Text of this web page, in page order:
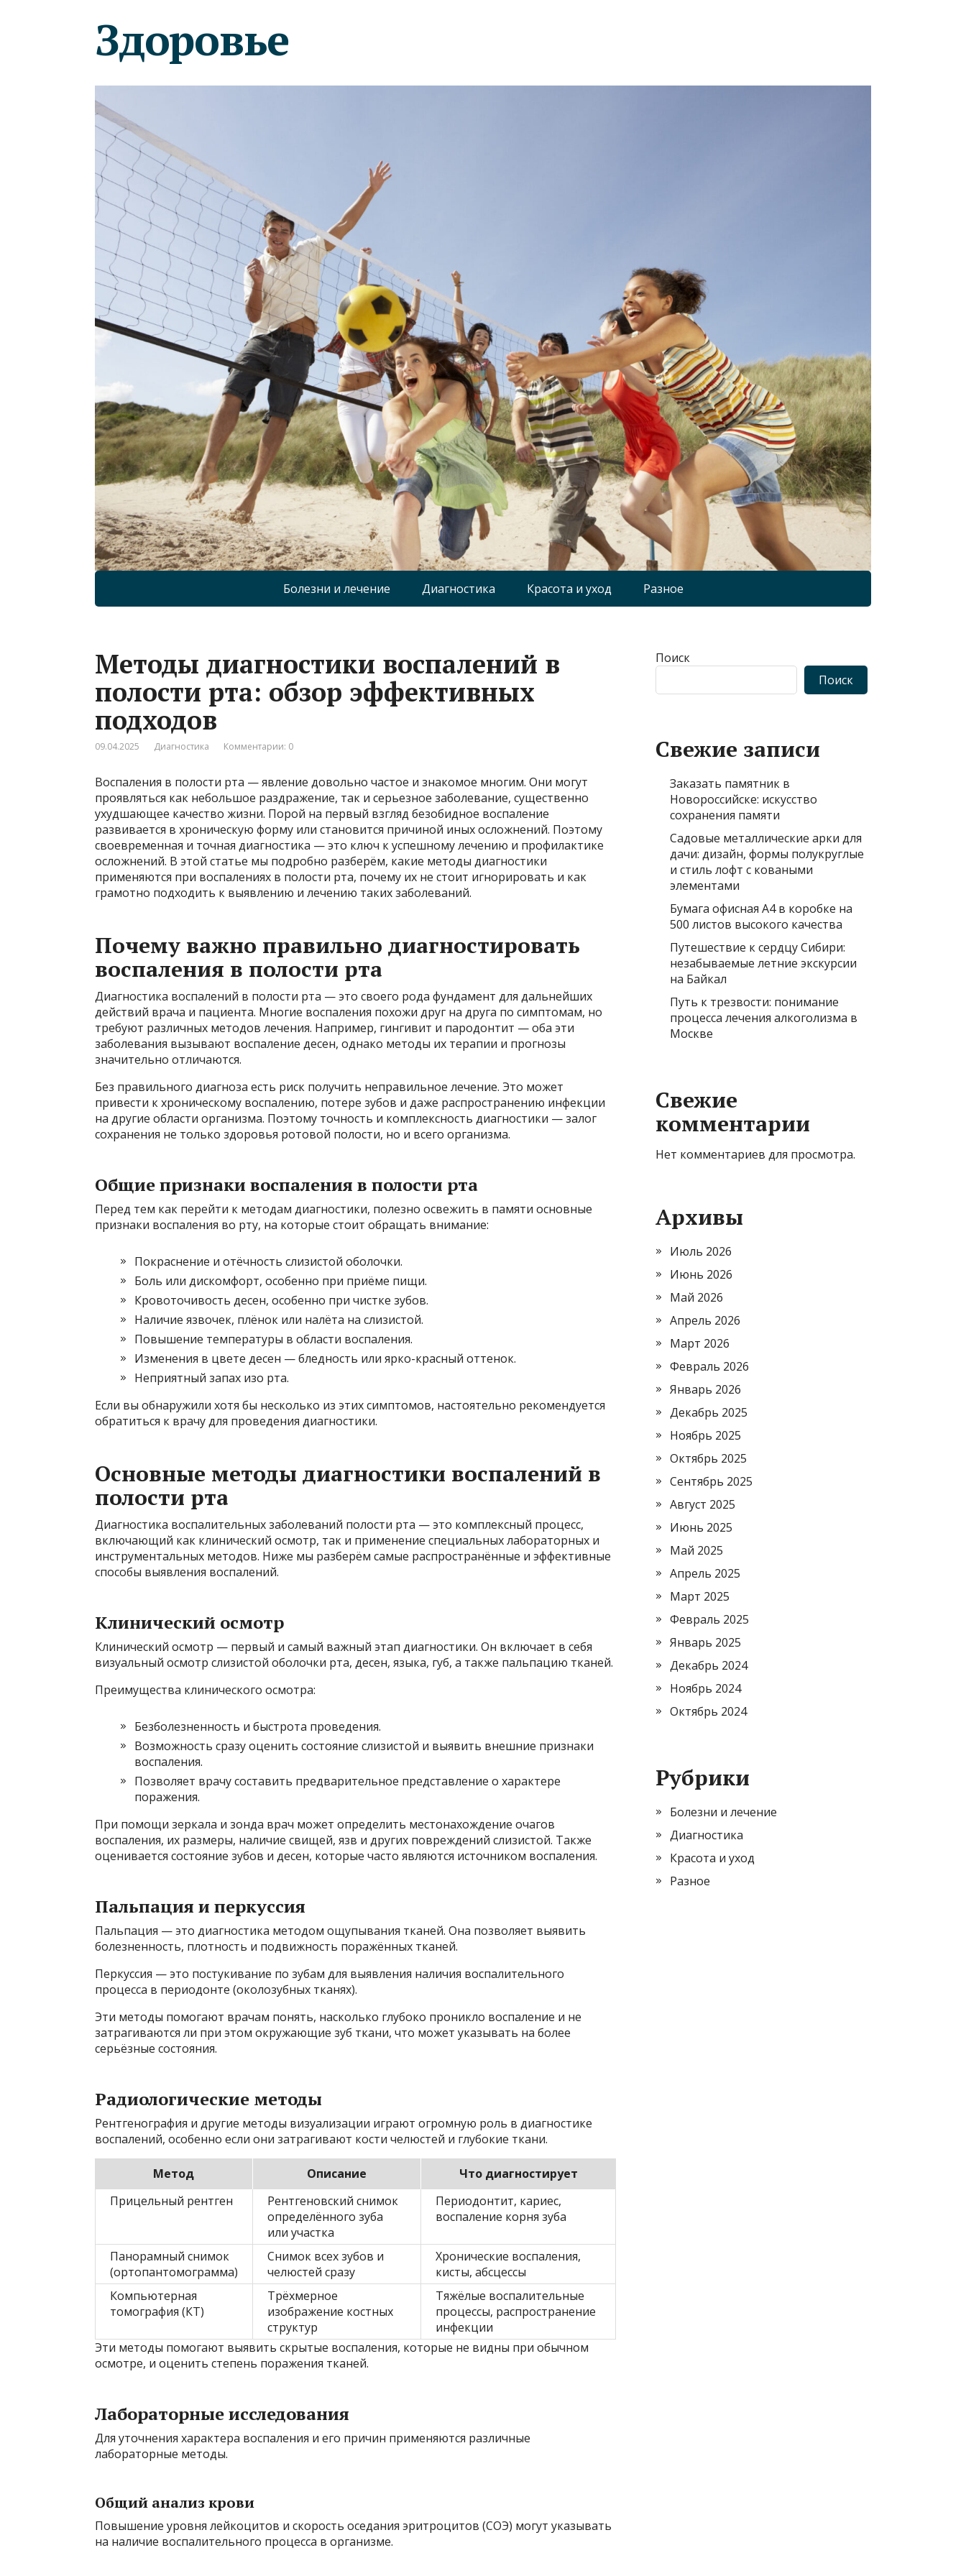
Здоровье
Болезни и лечение Диагностика Красота и уход Разное
Методы диагностики воспалений в
полости рта: обзор эффективных
подходов
09.04.2025 Диагностика Комментарии: 0
Воспаления в полости рта — явление довольно частое и знакомое многим. Они могут
проявляться как небольшое раздражение, так и серьезное заболевание, существенно
ухудшающее качество жизни. Порой на первый взгляд безобидное воспаление
развивается в хроническую форму или становится причиной иных осложнений. Поэтому
своевременная и точная диагностика — это ключ к успешному лечению и профилактике
осложнений. В этой статье мы подробно разберём, какие методы диагностики
применяются при воспалениях в полости рта, почему их не стоит игнорировать и как
грамотно подходить к выявлению и лечению таких заболеваний.
Почему важно правильно диагностировать
воспаления в полости рта
Диагностика воспалений в полости рта — это своего рода фундамент для дальнейших
действий врача и пациента. Многие воспаления похожи друг на друга по симптомам, но
требуют различных методов лечения. Например, гингивит и пародонтит — оба эти
заболевания вызывают воспаление десен, однако методы их терапии и прогнозы
значительно отличаются.
Без правильного диагноза есть риск получить неправильное лечение. Это может
привести к хроническому воспалению, потере зубов и даже распространению инфекции
на другие области организма. Поэтому точность и комплексность диагностики — залог
сохранения не только здоровья ротовой полости, но и всего организма.
Общие признаки воспаления в полости рта
Перед тем как перейти к методам диагностики, полезно освежить в памяти основные
признаки воспаления во рту, на которые стоит обращать внимание:
Покраснение и отёчность слизистой оболочки.
Боль или дискомфорт, особенно при приёме пищи.
Кровоточивость десен, особенно при чистке зубов.
Наличие язвочек, плёнок или налёта на слизистой.
Повышение температуры в области воспаления.
Изменения в цвете десен — бледность или ярко-красный оттенок.
Неприятный запах изо рта.
Если вы обнаружили хотя бы несколько из этих симптомов, настоятельно рекомендуется
обратиться к врачу для проведения диагностики.
Основные методы диагностики воспалений в
полости рта
Диагностика воспалительных заболеваний полости рта — это комплексный процесс,
включающий как клинический осмотр, так и применение специальных лабораторных и
инструментальных методов. Ниже мы разберём самые распространённые и эффективные
способы выявления воспалений.
Клинический осмотр
Клинический осмотр — первый и самый важный этап диагностики. Он включает в себя
визуальный осмотр слизистой оболочки рта, десен, языка, губ, а также пальпацию тканей.
Преимущества клинического осмотра:
Безболезненность и быстрота проведения.
Возможность сразу оценить состояние слизистой и выявить внешние признаки
воспаления.
Позволяет врачу составить предварительное представление о характере
поражения.
При помощи зеркала и зонда врач может определить местонахождение очагов
воспаления, их размеры, наличие свищей, язв и других повреждений слизистой. Также
оценивается состояние зубов и десен, которые часто являются источником воспаления.
Пальпация и перкуссия
Пальпация — это диагностика методом ощупывания тканей. Она позволяет выявить
болезненность, плотность и подвижность поражённых тканей.
Перкуссия — это постукивание по зубам для выявления наличия воспалительного
процесса в периодонте (околозубных тканях).
Эти методы помогают врачам понять, насколько глубоко проникло воспаление и не
затрагиваются ли при этом окружающие зуб ткани, что может указывать на более
серьёзные состояния.
Радиологические методы
Рентгенография и другие методы визуализации играют огромную роль в диагностике
воспалений, особенно если они затрагивают кости челюстей и глубокие ткани.
Метод Описание
Что диагностирует
Прицельный рентген
Рентгеновский снимок
определённого зуба
или участка
Периодонтит, кариес,
воспаление корня зуба
Панорамный снимок
(ортопантомограмма)
Снимок всех зубов и
челюстей сразу
Хронические воспаления,
кисты, абсцессы
Компьютерная
томография (КТ)
Трёхмерное
изображение костных
структур
Тяжёлые воспалительные
процессы, распространение
инфекции
Эти методы помогают выявить скрытые воспаления, которые не видны при обычном
осмотре, и оценить степень поражения тканей.
Лабораторные исследования
Для уточнения характера воспаления и его причин применяются различные
лабораторные методы.
Общий анализ крови
Повышение уровня лейкоцитов и скорость оседания эритроцитов (СОЭ) могут указывать
на наличие воспалительного процесса в организме.
Поиск
Поиск
Свежие записи
Заказать памятник в
Новороссийске: искусство
сохранения памяти
Садовые металлические арки для
дачи: дизайн, формы полукруглые
и стиль лофт с коваными
элементами
Бумага офисная А4 в коробке на
500 листов высокого качества
Путешествие к сердцу Сибири:
незабываемые летние экскурсии
на Байкал
Путь к трезвости: понимание
процесса лечения алкоголизма в
Москве
Свежие
комментарии
Нет комментариев для просмотра.
Архивы
Июль 2026
Июнь 2026
Май 2026
Апрель 2026
Март 2026
Февраль 2026
Январь 2026
Декабрь 2025
Ноябрь 2025
Октябрь 2025
Сентябрь 2025
Август 2025
Июнь 2025
Май 2025
Апрель 2025
Март 2025
Февраль 2025
Январь 2025
Декабрь 2024
Ноябрь 2024
Октябрь 2024
Рубрики
Болезни и лечение
Диагностика
Красота и уход
Разное